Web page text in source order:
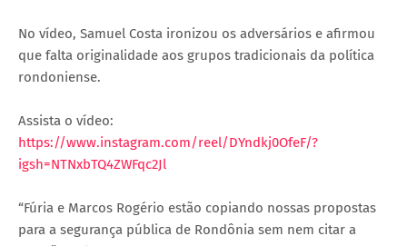
No vídeo, Samuel Costa ironizou os adversários e afirmou
que falta originalidade aos grupos tradicionais da política
rondoniense.
Assista o vídeo:
https://www.instagram.com/reel/DYndkj0OfeF/?
igsh=NTNxbTQ4ZWFqc2Jl
“Fúria e Marcos Rogério estão copiando nossas propostas
para a segurança pública de Rondônia sem nem citar a